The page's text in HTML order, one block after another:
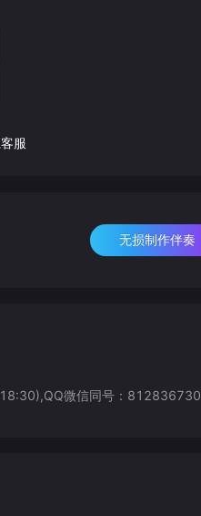
服
无损制作伴奏
18:30),QQ微信同号：812836730